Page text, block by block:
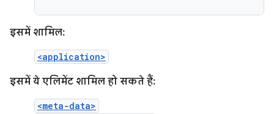
इसमें शामिल:
<application>
इसमें ये एलिमेंट शामिल हो सकते हैं:
<meta-data>